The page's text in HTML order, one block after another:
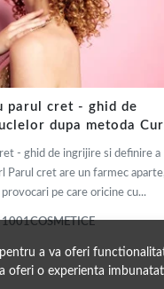
a va oferi
oferi o experienta
parul cret - ghid de
dupa metoda
- ghid de ingrijire si definire a
Parul cret are un farmec
pe care oricine cu...